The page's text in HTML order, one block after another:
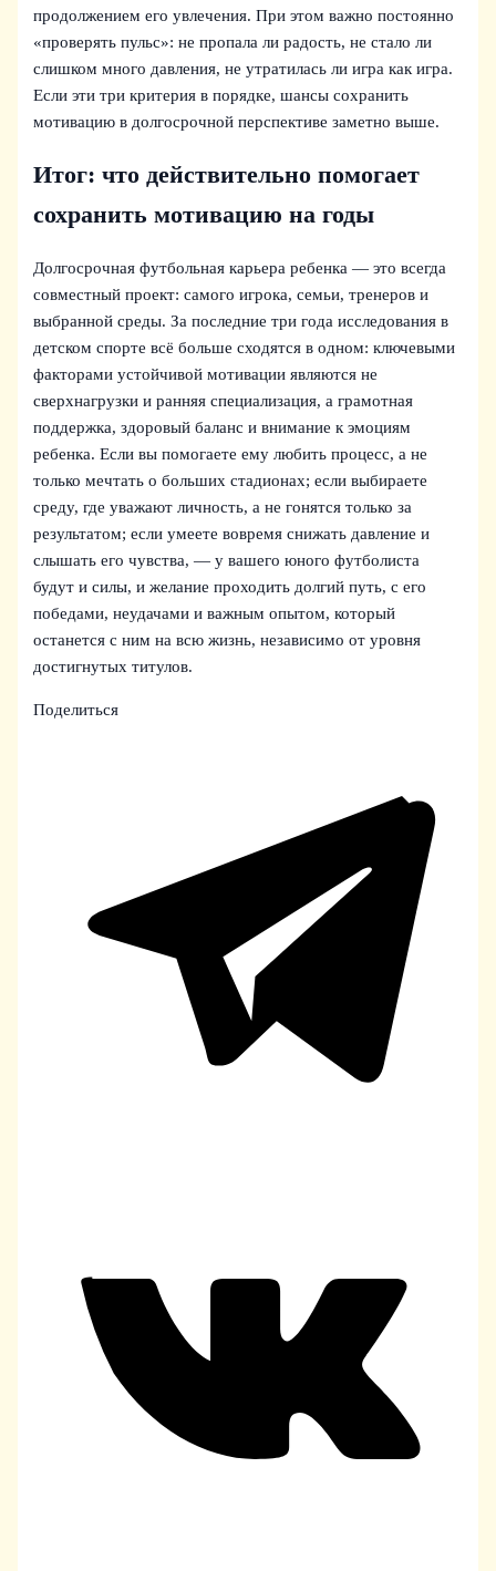
продолжением его увлечения. При этом важно постоянно
«проверять пульс»: не пропала ли радость, не стало ли
слишком много давления, не утратилась ли игра как игра.
Если эти три критерия в порядке, шансы сохранить
мотивацию в долгосрочной перспективе заметно выше.
Итог: что действительно помогает
сохранить мотивацию на годы
Долгосрочная футбольная карьера ребенка — это всегда
совместный проект: самого игрока, семьи, тренеров и
выбранной среды. За последние три года исследования в
детском спорте всё больше сходятся в одном: ключевыми
факторами устойчивой мотивации являются не
сверхнагрузки и ранняя специализация, а грамотная
поддержка, здоровый баланс и внимание к эмоциям
ребенка. Если вы помогаете ему любить процесс, а не
только мечтать о больших стадионах; если выбираете
среду, где уважают личность, а не гонятся только за
результатом; если умеете вовремя снижать давление и
слышать его чувства, — у вашего юного футболиста
будут и силы, и желание проходить долгий путь, с его
победами, неудачами и важным опытом, который
останется с ним на всю жизнь, независимо от уровня
достигнутых титулов.
Поделиться